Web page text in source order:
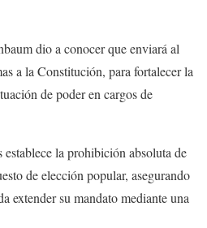
dio a conocer que enviará al
a la Constitución, para fortalecer la
de poder en cargos de
establece la prohibición absoluta de
de elección popular, asegurando
extender su mandato mediante una